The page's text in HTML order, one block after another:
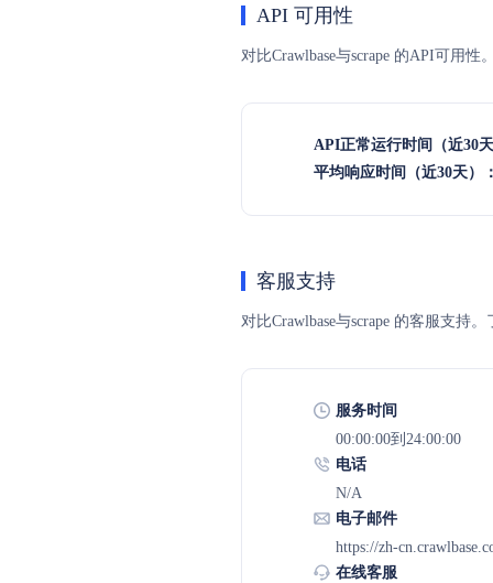
API 可用性
对比Crawlbase与scrape 的API可用
API正常运行时间（近30
平均响应时间（近30天）
客服支持
对比Crawlbase与scrape 的客服支持
服务时间
00:00:00到24:00:00
电话
N/A
电子邮件
https://zh-
在线客服